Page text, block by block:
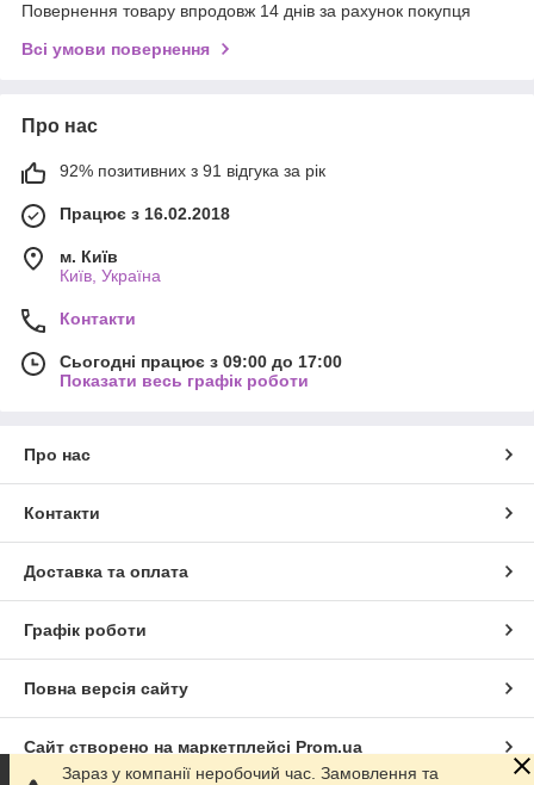
Повернення товару впродовж 14 днів за рахунок покупця
Всі умови повернення
Про нас
92% позитивних з 91 відгука за рік
Працює з 16.02.2018
м. Київ
Київ, Україна
Контакти
Сьогодні працює з 09:00 до 17:00
Показати весь графік роботи
Про нас
Контакти
Доставка та оплата
Графік роботи
Повна версія сайту
Сайт створено на маркетплейсі Prom.ua
Зараз у компанії неробочий час. Замовлення та